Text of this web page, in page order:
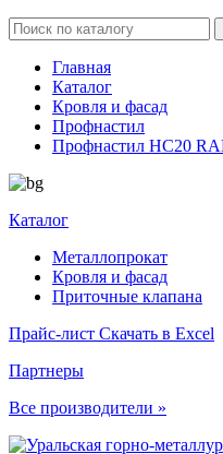
Главная
Каталог
Кровля и фасад
Профнастил
Профнастил НС20
Каталог
Металлопрокат
Кровля и фасад
Приточные клапана
Прайс-лист Скачать в Excel
Партнеры
Все производители »